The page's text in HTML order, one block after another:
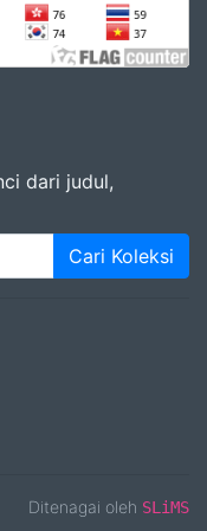
dari judul,
Cari Koleksi
Ditenagai oleh SLiMS